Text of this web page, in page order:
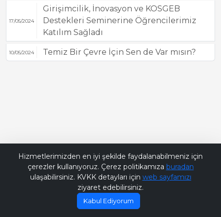
17/05/2024
Girişimcilik, İnovasyon ve KOSGEB
Destekleri Seminerine Öğrencilerimiz
Katılım Sağladı
10/05/2024 Temiz Bir Çevre İçin Sen de Var mısın?
Hizmetlerimizden en iyi şekilde faydalanabilmeniz için
çerezler kullanıyoruz. Çerez politikamıza buradan
ulaşabilirsiniz. KVKK detayları için web sayfamızı
ziyaret edebilirsiniz.
Kabul Ediyorum
Bana Soru Sor | Ask Me